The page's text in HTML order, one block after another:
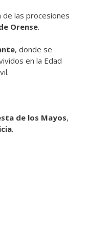
de las procesiones
Orense.
, donde se
en la Edad
de los Mayos,
.